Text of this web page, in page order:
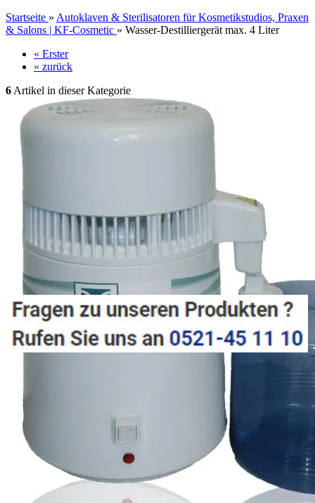
Startseite » Autoklaven & Sterilisatoren für Kosmetikstudios, Praxen
& Salons | KF-Cosmetic » Wasser-Destilliergerät max. 4 Liter
« Erster
« zurück
6 Artikel in dieser Kategorie